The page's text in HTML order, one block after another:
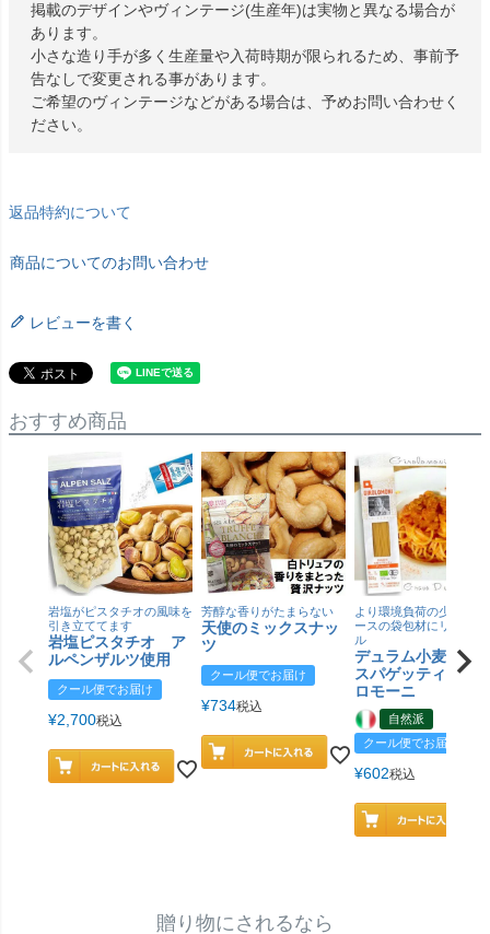
掲載のデザインやヴィンテージ(生産年)は実物と異なる場合が
あります。
小さな造り手が多く生産量や入荷時期が限られるため、事前予
告なしで変更される事があります。
ご希望のヴィンテージなどがある場合は、予めお問い合わせく
ださい。
返品特約について
商品についてのお問い合わせ
レビューを書く
おすすめ商品
岩塩がピスタチオの風味を
引き立ててます
岩塩ピスタチオ ア
ルペンザルツ使用
クール便でお届け
¥2,700税込
芳醇な香りがたまらない
天使のミックスナッ
ツ
クール便でお届け
¥734税込
より環境負荷の少ない紙
ースの袋包材にリニュー
ル
デュラム小麦 有
スパゲッティ／ジ
ロモーニ
自然派
クール便でお届け
¥602税込
贈り物にされるなら